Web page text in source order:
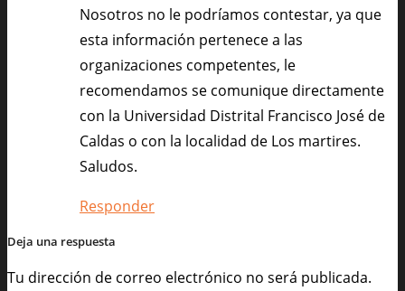
Nosotros no le podríamos contestar, ya que
esta información pertenece a las
organizaciones competentes, le
recomendamos se comunique directamente
con la Universidad Distrital Francisco José de
Caldas o con la localidad de Los martires.
Saludos.
Responder
Deja una respuesta
Tu dirección de correo electrónico no será publicada.